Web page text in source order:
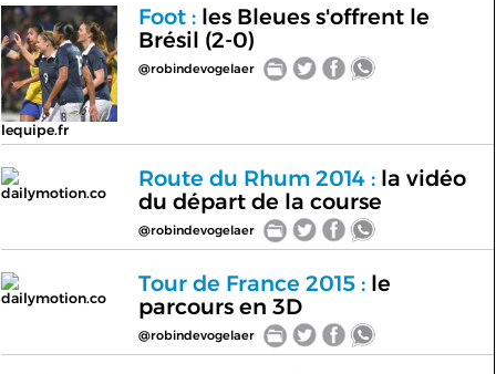
lequipe.fr
Foot :les Bleues s'offrent le
Brésil (2-0)
@robindevogelaer
dailymotion.co
Route du Rhum 2014 :la vidéo
du départ de la course
@robindevogelaer
dailymotion.co
Tour de France 2015 :le
parcours en 3D
@robindevogelaer